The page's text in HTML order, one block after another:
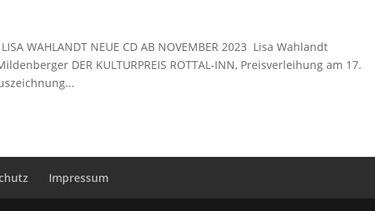
WAHLANDT NEUE CD AB NOVEMBER 2023 Lisa Wahlandt
DER KULTURPREIS ROTTAL-INN, Preisverleihung am 17.
Impressum